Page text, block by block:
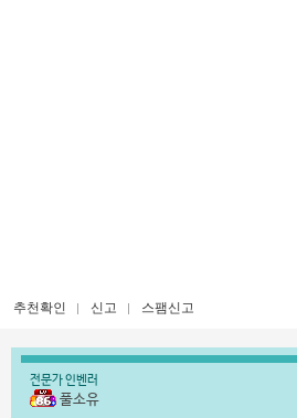
추천확인 신고 스팸신고
전문가 인벤러
풀소유